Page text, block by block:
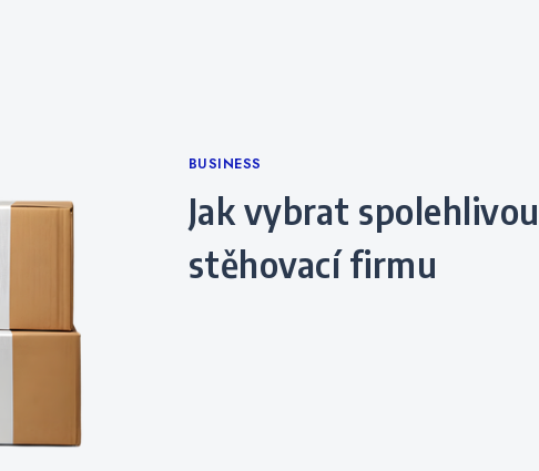
Categories
BUSINESS
Jak vybrat spolehlivou
stěhovací firmu